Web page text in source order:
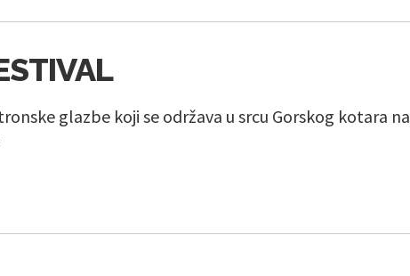
glazbe koji se održava u srcu Gorskog kotara na